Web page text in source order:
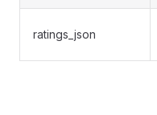
ratings_json